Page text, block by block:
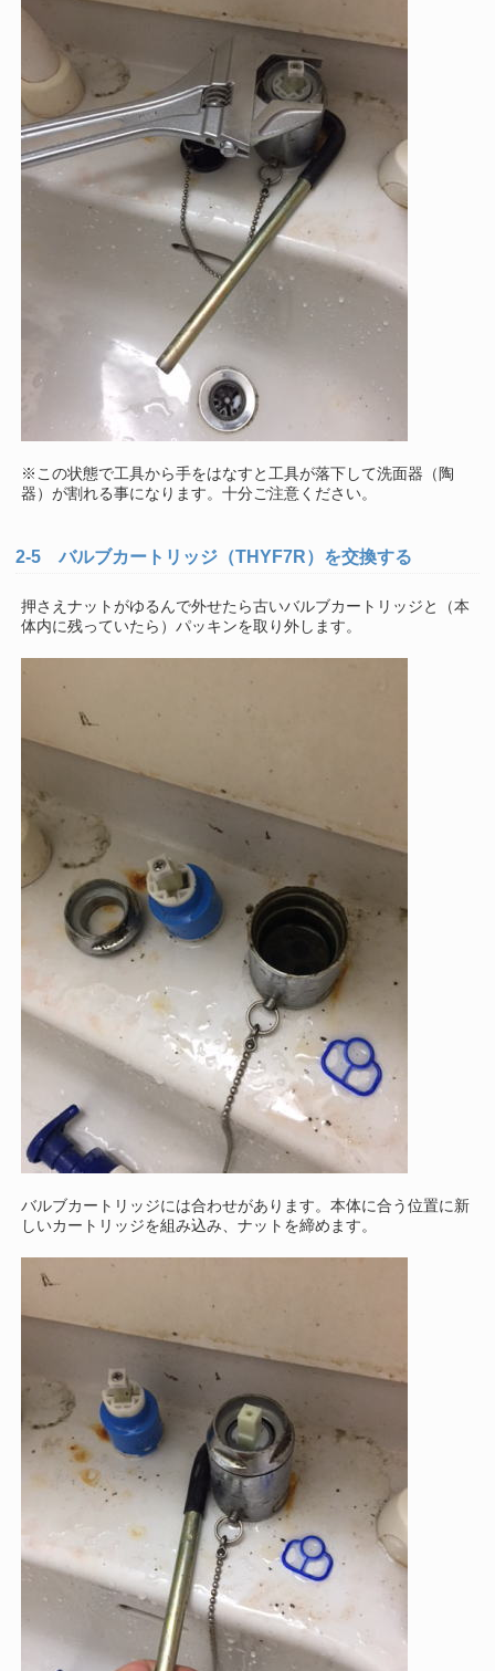
※この状態で工具から手をはなすと工具が落下して洗面器（陶
器）が割れる事になります。十分ご注意ください。
2-5 バルブカートリッジ（THYF7R）を交換する
押さえナットがゆるんで外せたら古いバルブカートリッジと（本
体内に残っていたら）パッキンを取り外します。
バルブカートリッジには合わせがあります。本体に合う位置に新
しいカートリッジを組み込み、ナットを締めます。